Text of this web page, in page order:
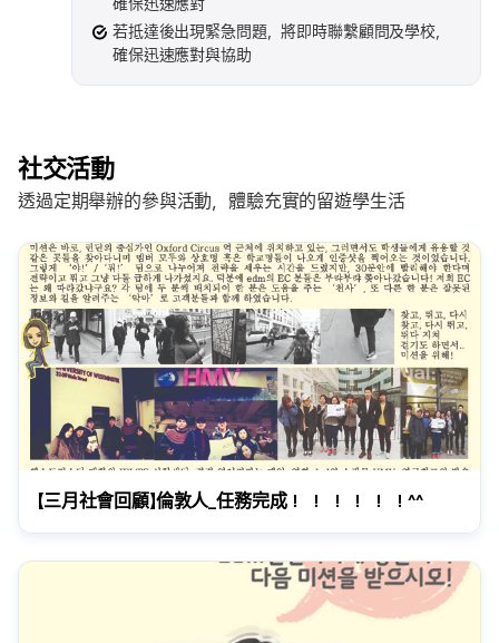
若抵達後出現緊急問題，將即時聯繫顧問及學校，
確保迅速應對與協助
社交活動
透過定期舉辦的參與活動，體驗充實的留遊學生活
【三月社會回顧】倫敦人_任務完成！ ！ ！ ！ ！ ！^^